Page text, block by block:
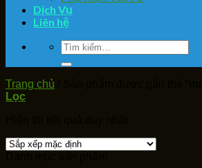
Dịch Vụ
Liên hệ
Tìm
kiếm:
Trang chủ
Lọc